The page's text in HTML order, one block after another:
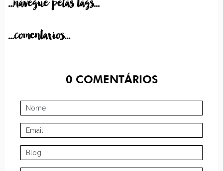
...comentarios...
0COMENTÁRIOS